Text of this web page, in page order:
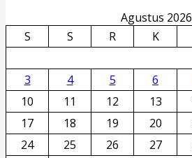
Agustus 2026
S
S R K
3
4 5 6
10
11 12 13
17
18 19 20
24
25 26 27